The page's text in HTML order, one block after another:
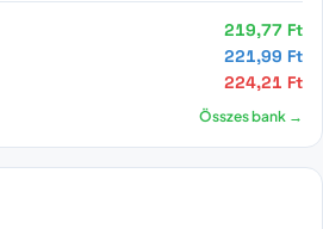
219,77 Ft
221,99 Ft
224,21 Ft
Összes bank →